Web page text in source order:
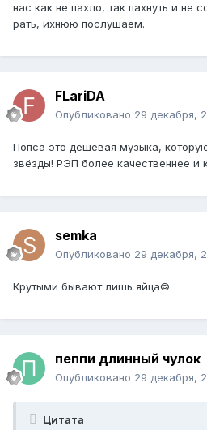
нас как не пахло, так пахнуть и не
рать, ихнюю послушаем.
FLariDA
Опубликовано 29 декабря,
Попса это дешёвая музыка,
звёзды! РЭП более качественнее и
semka
Опубликовано 29 декабря,
Крутыми бывают лишь яйца©
пеппи длинный чулок
Опубликовано 29 декабря,
Цитата